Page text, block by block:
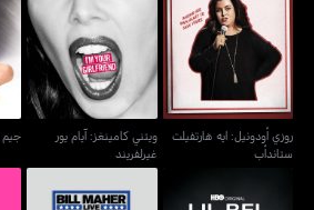
روزي أودونيل: ايه هارتفيلت
ستاندأب
روزي أودونيل: ايه هارتفيلت
ستاندأب
ويتني كامينغز: آيام يور
غيرلفريند
ويتني كامينغز: آيام يور
غيرلفريند
جيم